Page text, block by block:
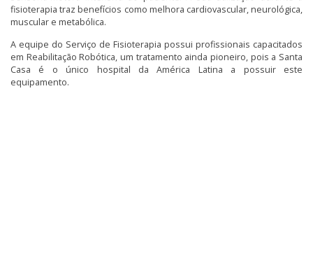
fisioterapia traz benefícios como melhora cardiovascular, neurológica,
muscular e metabólica.
A equipe do Serviço de Fisioterapia possui profissionais capacitados
em Reabilitação Robótica, um tratamento ainda pioneiro, pois a Santa
Casa é o único hospital da América Latina a possuir este
equipamento.